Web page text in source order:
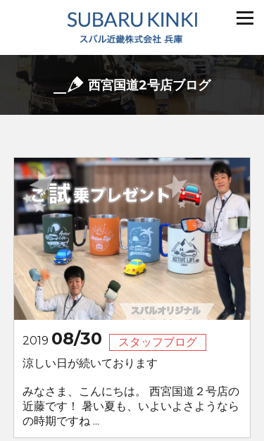
西宮国道2号店ブログ
2019 08/30
スタッフブログ
涼しい日が続いております
みなさま、こんにちは。 西宮国道２号店の
近藤です！ 暑い夏も、いよいよさようなら
の時期ですね ...